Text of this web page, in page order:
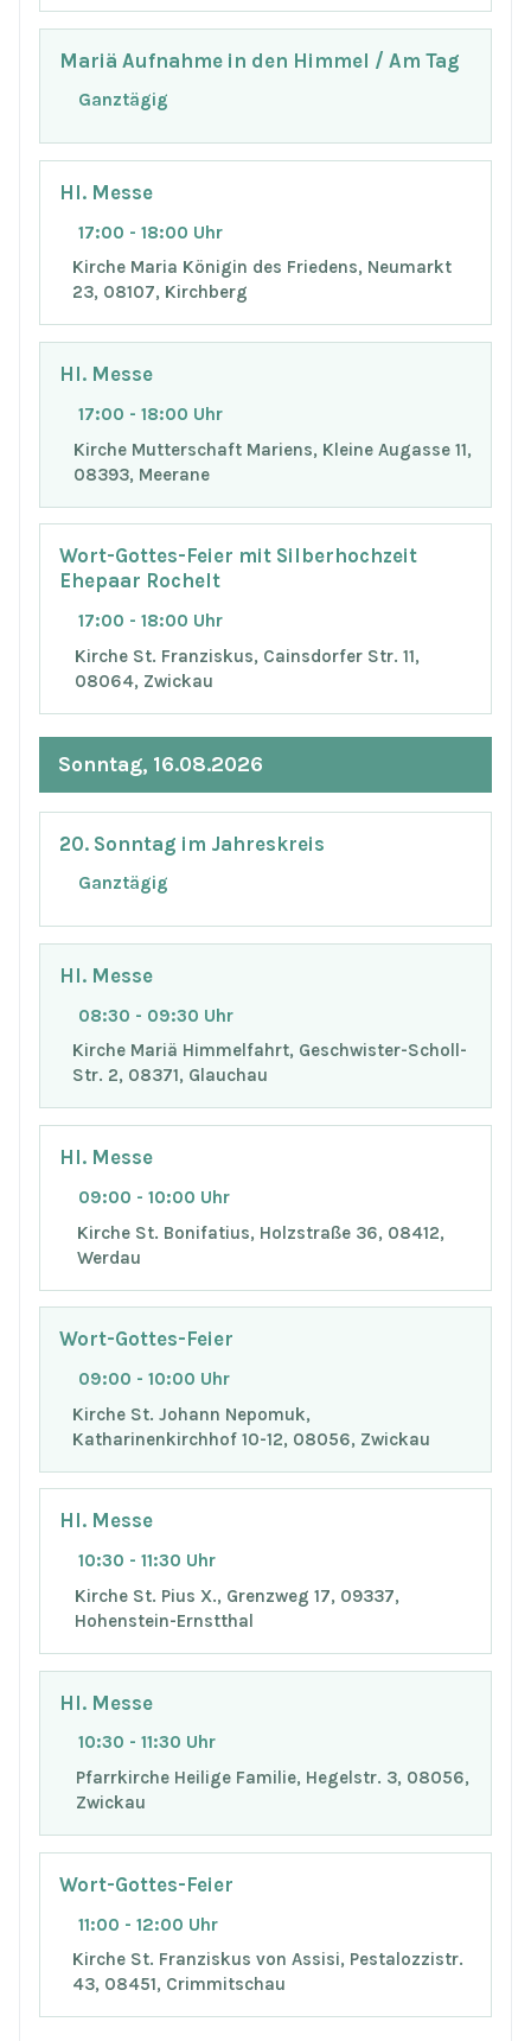
Mariä Aufnahme in den Himmel / Am Tag
Ganztägig
Hl. Messe
17:00 - 18:00 Uhr
Kirche Maria Königin des Friedens, Neumarkt
23, 08107, Kirchberg
Hl. Messe
17:00 - 18:00 Uhr
Kirche Mutterschaft Mariens, Kleine Augasse 11,
08393, Meerane
Wort-Gottes-Feier mit Silberhochzeit
Ehepaar Rochelt
17:00 - 18:00 Uhr
Kirche St. Franziskus, Cainsdorfer Str. 11,
08064, Zwickau
Sonntag, 16.08.2026
20. Sonntag im Jahreskreis
Ganztägig
Hl. Messe
08:30 - 09:30 Uhr
Kirche Mariä Himmelfahrt, Geschwister-Scholl-
Str. 2, 08371, Glauchau
Hl. Messe
09:00 - 10:00 Uhr
Kirche St. Bonifatius, Holzstraße 36, 08412,
Werdau
Wort-Gottes-Feier
09:00 - 10:00 Uhr
Kirche St. Johann Nepomuk,
Katharinenkirchhof 10-12, 08056, Zwickau
Hl. Messe
10:30 - 11:30 Uhr
Kirche St. Pius X., Grenzweg 17, 09337,
Hohenstein-Ernstthal
Hl. Messe
10:30 - 11:30 Uhr
Pfarrkirche Heilige Familie, Hegelstr. 3, 08056,
Zwickau
Wort-Gottes-Feier
11:00 - 12:00 Uhr
Kirche St. Franziskus von Assisi, Pestalozzistr.
43, 08451, Crimmitschau